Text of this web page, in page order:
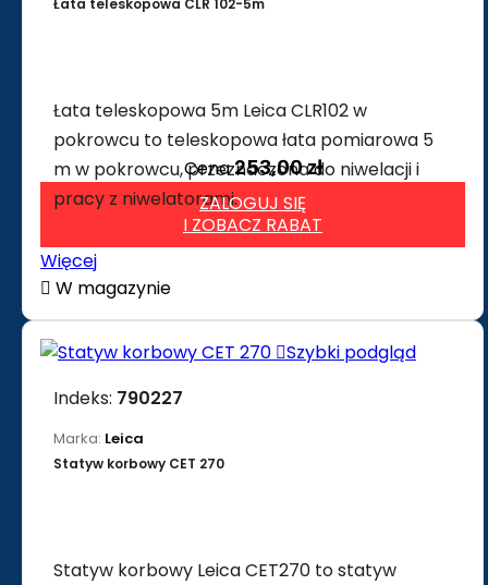
Łata teleskopowa CLR 102-5m
Łata teleskopowa 5m Leica CLR102 w
pokrowcu to teleskopowa łata pomiarowa 5
m w pokrowcu, przeznaczona do niwelacji i
pracy z niwelatorami.
Cena253,00 zł
ZALOGUJ SIĘ
I ZOBACZ RABAT
Więcej
 W magazynie
Szybki podgląd
Indeks: 790227
Marka: Leica
Statyw korbowy CET 270
Statyw korbowy Leica CET270 to statyw